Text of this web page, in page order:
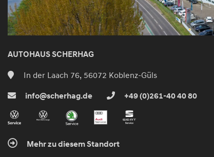
AUTOHAUS SCHERHAG
In der Laach 76, 56072 Koblenz-Güls
info@scherhag.de +49 (0)261-40 40 80
Mehr zu diesem Standort